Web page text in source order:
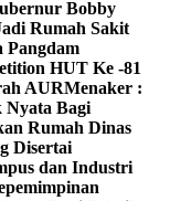
Bobby
Rumah Sakit
Pangdam
HUT Ke -81
AURMenaker :
Nyata Bagi
Rumah Dinas
Disertai
dan Industri